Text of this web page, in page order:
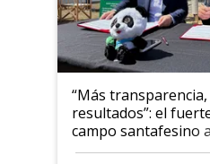
“Más
resultados”: el
campo santafesino